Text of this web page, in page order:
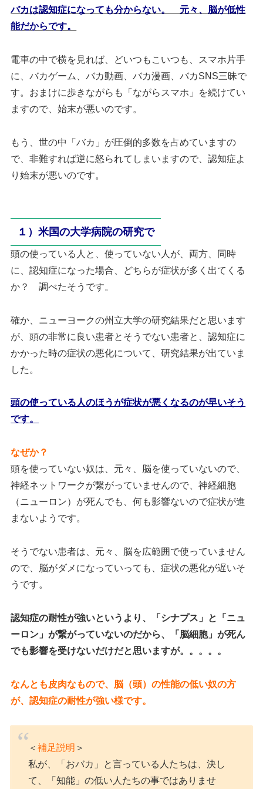
バカは認知症になっても分からない。 元々、脳が低性
能だからです。
電車の中で横を見れば、どいつもこいつも、スマホ片手
に、バカゲーム、バカ動画、バカ漫画、バカSNS三昧で
す。おまけに歩きながらも「ながらスマホ」を続けてい
ますので、始末が悪いのです。
もう、世の中「バカ」が圧倒的多数を占めていますの
で、非難すれば逆に怒られてしまいますので、認知症よ
り始末が悪いのです。
１）米国の大学病院の研究で
頭の使っている人と、使っていない人が、両方、同時
に、認知症になった場合、どちらが症状が多く出てくる
か？ 調べたそうです。
確か、ニューヨークの州立大学の研究結果だと思います
が、頭の非常に良い患者とそうでない患者と、認知症に
かかった時の症状の悪化について、研究結果が出ていま
した。
頭の使っている人のほうが症状が悪くなるのが早いそう
です。
なぜか？
頭を使っていない奴は、元々、脳を使っていないので、
神経ネットワークが繋がっていませんので、神経細胞
（ニューロン）が死んでも、何も影響ないので症状が進
まないようです。
そうでない患者は、元々、脳を広範囲で使っていません
ので、脳がダメになっていっても、症状の悪化が遅いそ
うです。
認知症の耐性が強いというより、「シナプス」と「ニュ
ーロン」が繋がっていないのだから、「脳細胞」が死ん
でも影響を受けないだけだと思いますが。。。。。
なんとも皮肉なもので、脳（頭）の性能の低い奴の方
が、認知症の耐性が強い様です。
＜補足説明 ＞
私が、「おバカ」と言っている人たちは、決し
て、「知能」の低い人たちの事ではありませ